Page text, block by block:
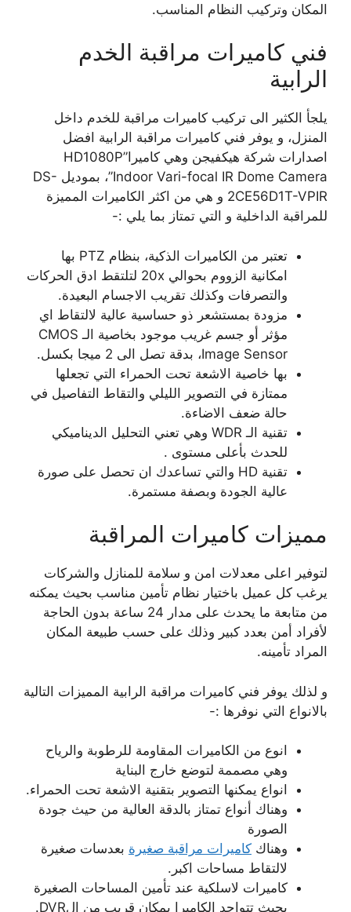
المكان وتركيب النظام المناسب.
فني كاميرات مراقبة الخدم
الرابية
يلجأ الكثير الى تركيب كاميرات مراقبة للخدم داخل
المنزل، و يوفر فني كاميرات مراقبة الرابية افضل
اصدارات شركة هيكفيجن وهي كاميرا”HD1080P
Indoor Vari-focal IR Dome Camera”، بموديل DS-
2CE56D1T-VPIR و هي من اكثر الكاميرات المميزة
للمراقبة الداخلية و التي تمتاز بما يلي :-
تعتبر من الكاميرات الذكية، بنظام PTZ بها
امكانية الزووم بحوالي 20x لتلتقط ادق الحركات
والتصرفات وكذلك تقريب الاجسام البعيدة.
مزودة بمستشعر ذو حساسية عالية لالتقاط اي
مؤثر أو جسم غريب موجود بخاصية الـ CMOS
Image Sensor، بدقة تصل الى 2 ميجا بكسل.
بها خاصية الاشعة تحت الحمراء التي تجعلها
ممتازة في التصوير الليلي والتقاط التفاصيل في
حالة ضعف الاضاءة.
تقنية الـ WDR وهي تعني التحليل الديناميكي
للحدث بأعلى مستوى .
تقنية HD والتي تساعدك ان تحصل على صورة
عالية الجودة وبصفة مستمرة.
مميزات كاميرات المراقبة
لتوفير اعلى معدلات امن و سلامة للمنازل والشركات
يرغب كل عميل باختيار نظام تأمين مناسب بحيث يمكنه
من متابعة ما يحدث على مدار 24 ساعة بدون الحاجة
لأفراد أمن بعدد كبير وذلك على حسب طبيعة المكان
المراد تأمينه.
و لذلك يوفر فني كاميرات مراقبة الرابية المميزات التالية
بالانواع التي نوفرها :-
انوع من الكاميرات المقاومة للرطوبة والرياح
وهي مصممة لتوضع خارج البناية
انواع يمكنها التصوير بتقنية الاشعة تحت الحمراء.
وهناك أنواع تمتاز بالدقة العالية من حيث جودة
الصورة
وهناك كاميرات مراقبة صغيرة بعدسات صغيرة
لالتقاط مساحات اكبر.
كاميرات لاسلكية عند تأمين المساحات الصغيرة
بحيث تتواجد الكاميرا بمكان قريب من الDVR.